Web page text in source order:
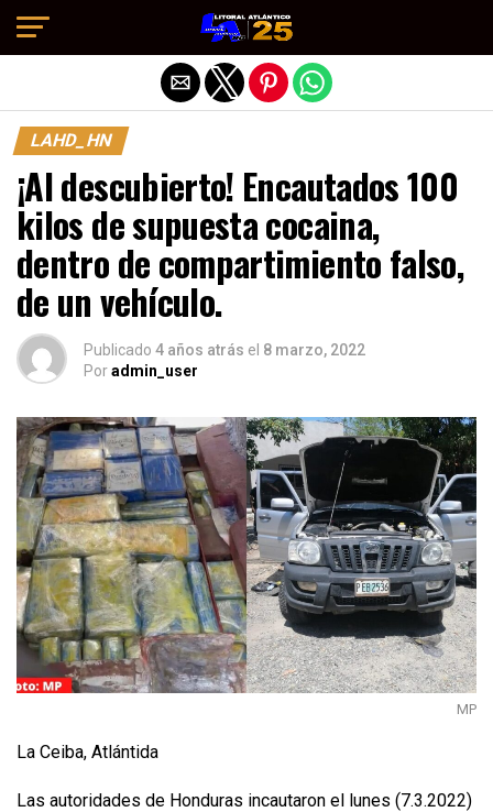
LAHD_HN
¡Al descubierto! Encautados 100
kilos de supuesta cocaina,
dentro de compartimiento falso,
de un vehículo.
Publicado 4 años atrás el 8 marzo, 2022
Poradmin_user
MP
La Ceiba, Atlántida
Las autoridades de Honduras incautaron el lunes (7.3.2022)
Salir de la versión móvil